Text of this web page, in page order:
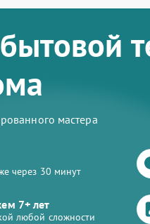
мастера
через 30 минут
7+ лет
любой сложности